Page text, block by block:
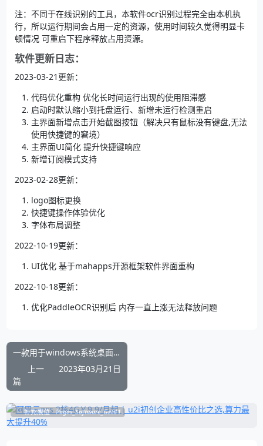
注：不同于在线识别的工具，本软件ocr识别过程完全由本机执
行，所以运行期间会占用一定的资源，使用时间较久觉得明显卡
顿情况 可重启下程序释放占用资源。
软件更新日志：
2023-03-21更新：
代码优化重构 优化长时间运行出现的使用阻滞感
启动时默认缩小到托盘运行、新增未运行检测重启
主界面新增点击开始截图按钮（解决只有鼠标没有键盘,无法
使用快捷键的窘境）
主界面UI简化 提升快捷键响应
新增订阅模式支持
2023-02-28更新：
logo图标更换
快捷键操作体验优化
字体布局调整
2022-10-19更新：
UI优化 基于mahapps开源框架软件界面重构
2022-10-18更新：
优化PaddleOCR识别后 内存一直上涨无法释放问题
一款用于windows系统桌面定时截图指定区域并上传的小工具
上一
篇
2023年03月21日
补充展位 Pages_Software_Get#1